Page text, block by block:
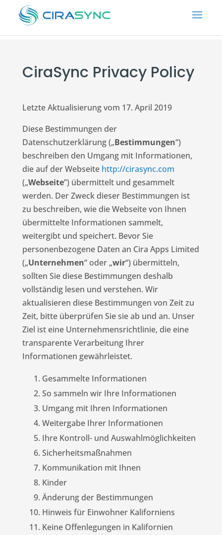
CiraSync Privacy Policy
Letzte Aktualisierung vom 17. April 2019
Diese Bestimmungen der
Datenschutzerklärung („Bestimmungen“)
beschreiben den Umgang mit Informationen,
die auf der Webseite http://cirasync.com
(„Webseite”) übermittelt und gesammelt
werden. Der Zweck dieser Bestimmungen ist
zu beschreiben, wie die Webseite von Ihnen
übermittelte Informationen sammelt,
weitergibt und speichert. Bevor Sie
personenbezogene Daten an Cira Apps Limited
(„Unternehmen“ oder „wir“) übermitteln,
sollten Sie diese Bestimmungen deshalb
vollständig lesen und verstehen. Wir
aktualisieren diese Bestimmungen von Zeit zu
Zeit, bitte überprüfen Sie sie ab und an. Unser
Ziel ist eine Unternehmensrichtlinie, die eine
transparente Verarbeitung Ihrer
Informationen gewährleistet.
Gesammelte Informationen
So sammeln wir Ihre Informationen
Umgang mit Ihren Informationen
Weitergabe Ihrer Informationen
Ihre Kontroll- und Auswahlmöglichkeiten
Sicherheitsmaßnahmen
Kommunikation mit Ihnen
Kinder
Änderung der Bestimmungen
Hinweis für Einwohner Kaliforniens
Keine Offenlegungen in Kalifornien